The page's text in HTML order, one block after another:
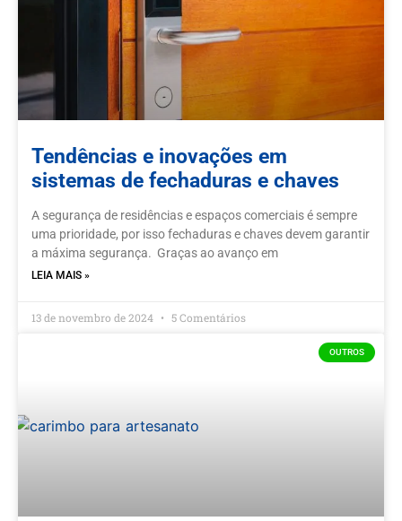
Tendências e inovações em
sistemas de fechaduras e chaves
A segurança de residências e espaços comerciais é sempre
uma prioridade, por isso fechaduras e chaves devem garantir
a máxima segurança. Graças ao avanço em
LEIA MAIS »
13 de novembro de 2024 5 Comentários
OUTROS